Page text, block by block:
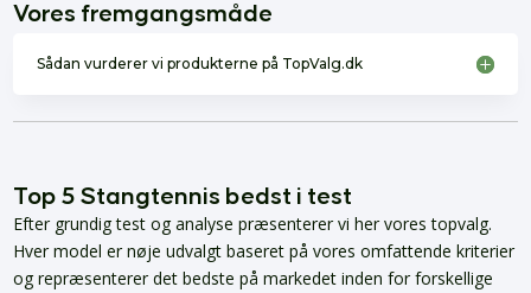
Vores fremgangsmåde
Sådan vurderer vi produkterne på TopValg.dk
Top 5 Stangtennis bedst i test
Efter grundig test og analyse præsenterer vi her vores topvalg.
Hver model er nøje udvalgt baseret på vores omfattende kriterier
og repræsenterer det bedste på markedet inden for forskellige